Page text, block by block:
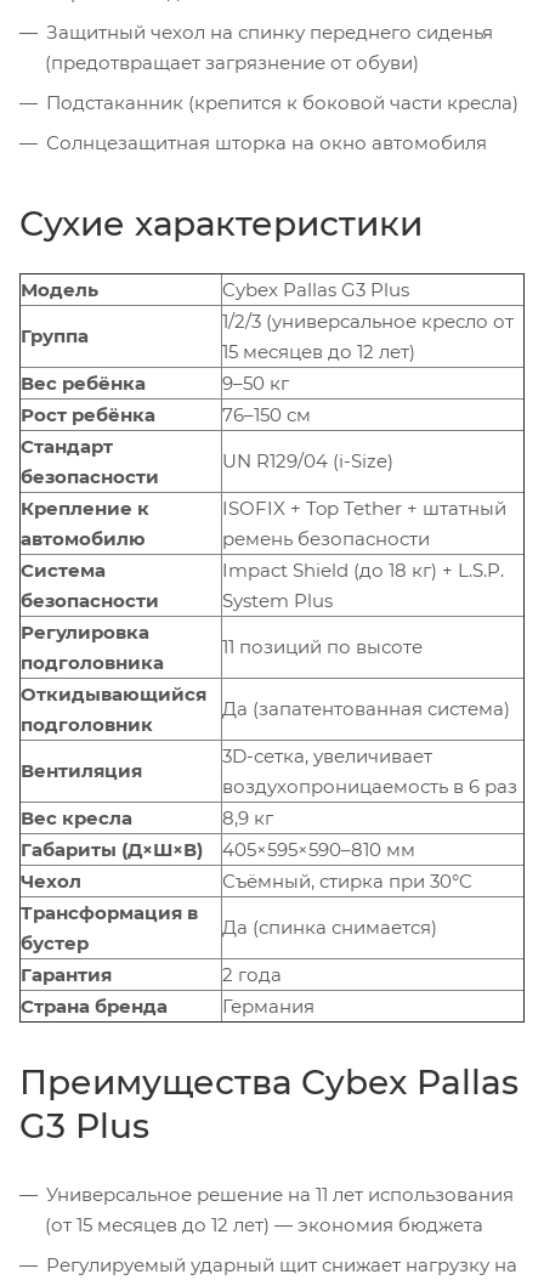
Защитный чехол на спинку переднего сиденья
(предотвращает загрязнение от обуви)
Подстаканник (крепится к боковой части кресла)
Солнцезащитная шторка на окно автомобиля
Сухие характеристики
Модель
Cybex Pallas G3 Plus
Группа
1/2/3 (универсальное кресло от
15 месяцев до 12 лет)
Вес ребёнка
9–50 кг
Рост ребёнка
76–150 см
Стандарт
безопасности
UN R129/04 (i-Size)
Крепление к
автомобилю
ISOFIX + Top Tether + штатный
ремень безопасности
Система
безопасности
Impact Shield (до 18 кг) + L.S.P.
System Plus
Регулировка
подголовника
11 позиций по высоте
Откидывающийся
подголовник
Да (запатентованная система)
Вентиляция
3D-сетка, увеличивает
воздухопроницаемость в 6 раз
Вес кресла
8,9 кг
Габариты (Д×Ш×В)
405×595×590–810 мм
Чехол
Съёмный, стирка при 30°C
Трансформация в
бустер
Да (спинка снимается)
Гарантия
2 года
Страна бренда
Германия
Преимущества Cybex Pallas
G3 Plus
Универсальное решение на 11 лет использования
(от 15 месяцев до 12 лет) — экономия бюджета
Регулируемый ударный щит снижает нагрузку на